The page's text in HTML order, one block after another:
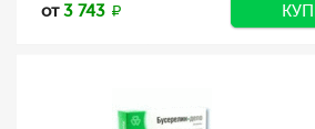
от3 743